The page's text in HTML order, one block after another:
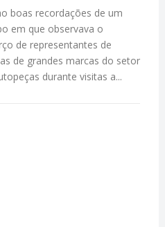
boas recordações de um
em que observava o
de representantes de
de grandes marcas do setor
durante visitas a...